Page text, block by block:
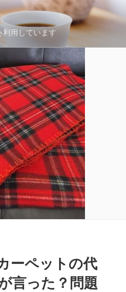
利用しています
ーペットの代
言った？問題